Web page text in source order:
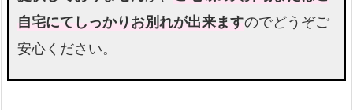
市
民
自宅にてしっかりお別れが出来ますのでどうぞご
安心ください。